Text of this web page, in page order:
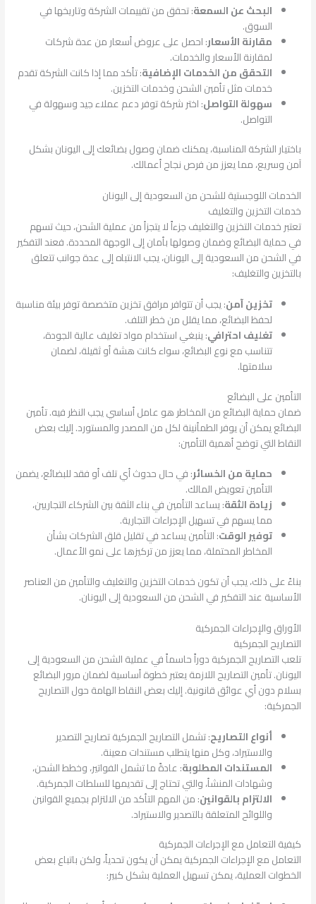
البحث عن السمعة: تحقق من تقييمات الشركة وتاريخها في
السوق.
مقارنة الأسعار: احصل على عروض أسعار من عدة شركات
لمقارنة الأسعار والخدمات.
التحقق من الخدمات الإضافية: تأكد مما إذا كانت الشركة تقدم
خدمات مثل تأمين الشحن وخدمات التخزين.
سهولة التواصل: اختر شركة توفر دعم عملاء جيد وسهولة في
التواصل.
باختيار الشركة المناسبة، يمكنك ضمان وصول بضائعك إلى اليونان بشكل
آمن وسريع، مما يعزز من فرص نجاح أعمالك.
الخدمات اللوجستية للشحن من السعودية إلى اليونان
خدمات التخزين والتغليف
تعتبر خدمات التخزين والتغليف جزءاً لا يتجزأ من عملية الشحن، حيث تسهم
في حماية البضائع وضمان وصولها بأمان إلى الوجهة المحددة. فعند التفكير
في الشحن من السعودية إلى اليونان، يجب الانتباه إلى عدة جوانب تتعلق
بالتخزين والتغليف:
تخزين آمن: يجب أن تتوافر مرافق تخزين متخصصة توفر بيئة مناسبة
لحفظ البضائع، مما يقلل من خطر التلف.
تغليف احترافي: ينبغي استخدام مواد تغليف عالية الجودة،
تتناسب مع نوع البضائع، سواء كانت هشة أو ثقيلة، لضمان
سلامتها.
التأمين على البضائع
ضمان حماية البضائع من المخاطر هو عامل أساسي يجب النظر فيه. تأمين
البضائع يمكن أن يوفر الطمأنينة لكل من المصدر والمستورد. إليك بعض
النقاط التي توضح أهمية التأمين:
حماية من الخسائر: في حال حدوث أي تلف أو فقد للبضائع، يضمن
التأمين تعويض المالك.
زيادة الثقة: يساعد التأمين في بناء الثقة بين الشركاء التجاريين،
مما يسهم في تسهيل الإجراءات التجارية.
توفير الوقت: التأمين يساعد في تقليل قلق الشركات بشأن
المخاطر المحتملة، مما يعزز من تركيزها على نمو الأعمال.
بناءً على ذلك، يجب أن تكون خدمات التخزين والتغليف والتأمين من العناصر
الأساسية عند التفكير في الشحن من السعودية إلى اليونان.
الأوراق والإجراءات الجمركية
التصاريح الجمركية
تلعب التصاريح الجمركية دوراً حاسماً في عملية الشحن من السعودية إلى
اليونان. تأمين التصاريح اللازمة يعتبر خطوة أساسية لضمان مرور البضائع
بسلام دون أي عوائق قانونية. إليك بعض النقاط الهامة حول التصاريح
الجمركية:
أنواع التصاريح: تشمل التصاريح الجمركية تصاريح التصدير
والاستيراد، وكل منها يتطلب مستندات معينة.
المستندات المطلوبة: عادةً ما تشمل الفواتير، وخطط الشحن،
وشهادات المنشأ، والتي تحتاج إلى تقديمها للسلطات الجمركية.
الالتزام بالقوانين: من المهم التأكد من الالتزام بجميع القوانين
واللوائح المتعلقة بالتصدير والاستيراد.
كيفية التعامل مع الإجراءات الجمركية
التعامل مع الإجراءات الجمركية يمكن أن يكون تحدياً، ولكن باتباع بعض
الخطوات العملية، يمكن تسهيل العملية بشكل كبير: